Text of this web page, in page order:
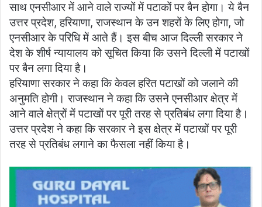
साथ एनसीआर में आने वाले राज्यों में पटाकों पर बैन होगा। ये बैन
उत्तर प्रदेश, हरियाणा, राजस्थान के उन शहरों के लिए होगा, जो
एनसीआर के परिधि में आते हैं। इस बीच आज दिल्ली सरकार ने
देश के शीर्ष न्यायालय को सूचित किया कि उसने दिल्ली में पटाखों
पर बैन लगा दिया है।
हरियाणा सरकार ने कहा कि केवल हरित पटाखों को जलाने की
अनुमति होगी। राजस्थान ने कहा कि उसने एनसीआर क्षेत्र में
आने वाले क्षेत्रों में पटाखों पर पूरी तरह से प्रतिबंध लगा दिया है।
उत्तर प्रदेश ने कहा कि सरकार ने इस क्षेत्र में पटाखों पर पूरी
तरह से प्रतिबंध लगाने का फैसला नहीं किया है।